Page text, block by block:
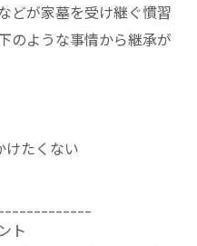
どが家墓を受け継ぐ慣習
のような事情から継承が
けたくない
ト